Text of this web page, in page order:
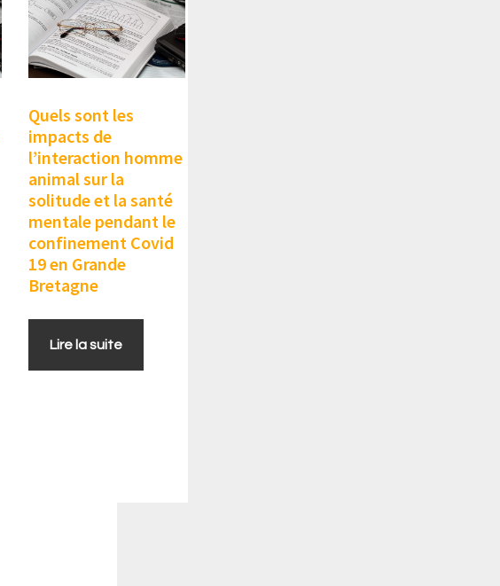
Quels sont les
impacts de
l’interaction homme
animal sur la
solitude et la santé
mentale pendant le
confinement Covid
19 en Grande
Bretagne
Lire la suite